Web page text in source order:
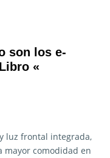
son los e-
«
luz frontal integrada,
comodidad en